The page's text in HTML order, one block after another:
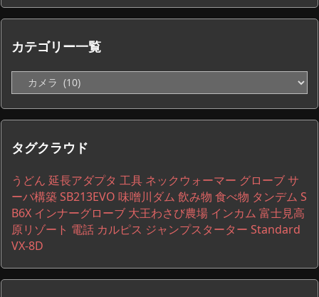
カテゴリー一覧
テ
ゴ
リ
一
タグクラウド
うどん 延長アダプタ 工具 ネックウォーマー グローブサ
ーバ構築SB213EVO 味噌川ダム 飲み物 食べ物 タンデム S
B6X インナーグローブ 大王わさび農場 インカム 富士見高
原リゾート 電話 カルピス ジャンプスターター Standard
VX-8D